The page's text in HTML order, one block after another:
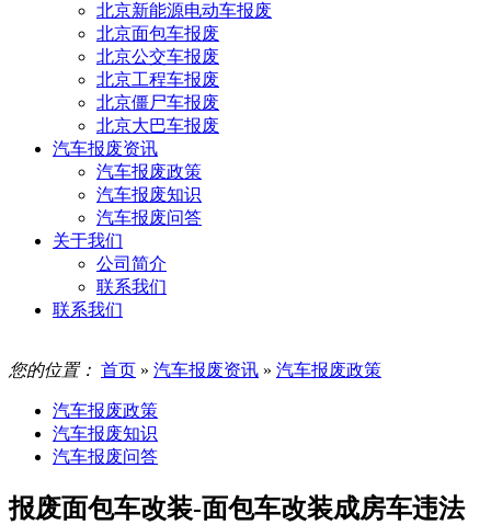
北京新能源电动车报废
北京面包车报废
北京公交车报废
北京工程车报废
北京僵尸车报废
北京大巴车报废
汽车报废资讯
汽车报废政策
汽车报废知识
汽车报废问答
关于我们
公司简介
联系我们
联系我们
您的位置： 首页 » 汽车报废资讯 » 汽车报废政策
汽车报废政策
汽车报废知识
汽车报废问答
报废面包车改装-面包车改装成房车违法